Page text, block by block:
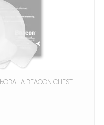
BEACON CHEST